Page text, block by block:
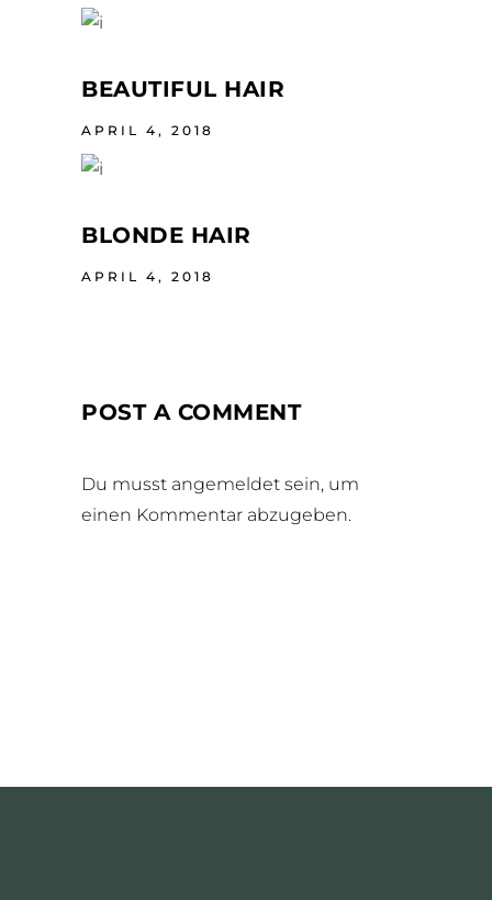
BEAUTIFUL HAIR
APRIL 4, 2018
BLONDE HAIR
APRIL 4, 2018
POST A COMMENT
Du musst angemeldet sein, um
einen Kommentar abzugeben.